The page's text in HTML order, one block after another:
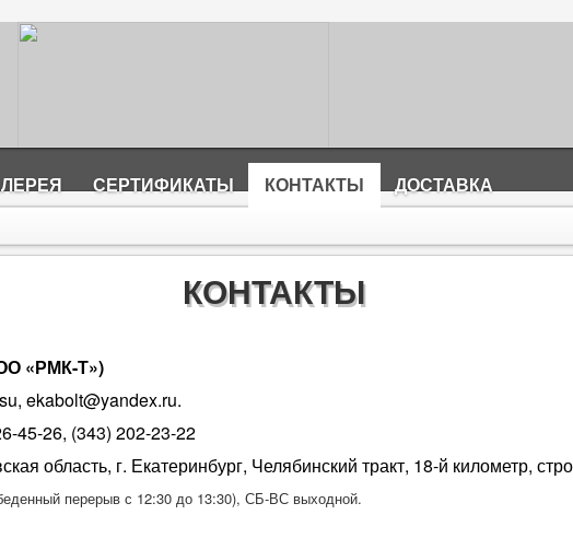
СЕРТИФИКАТЫ КОНТАКТЫ ДОСТАВКА
КОНТАКТЫ
«РМК-Т»)
ekabolt@yandex.ru.
45-26, (343) 202-23-22
область, г. Екатеринбург, Челябинский тракт, 18-й километр,
перерыв с 12:30 до 13:30), СБ-ВС выходной.